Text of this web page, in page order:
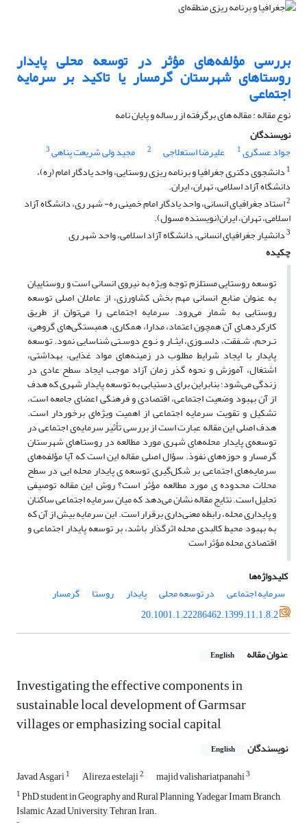
بررسی مؤلفه‌های مؤثر در توسعه محلی پایدار
روستاهای شهرستان گرمسار یا تاکید بر سرمایه
اجتماعی
نوع مقاله : مقاله های برگرفته از رساله و پایان نامه
نویسندگان
جواد عسگری1 علیرضا استعلاجی 2 مجید ولی شریعت پناهی3
1 دانشجوی دکتری جغرافیا و برنامه ریزی روستایی، واحد یادگار امام (ره)،
دانشگاه آزاد اسلامی، تهران، ایران.
2استاد جغرافیای انسانی، واحد یادگار امام خمینی ره- شهر ری‌، دانشگاه آزاد
اسلامی، تهران، ایران‌(نویسنده مسول).
3دانشیار جغرافیای انسانی، دانشگاه آزاد اسلامی، واحد شهر ری
چکیده
توسعه روستایی مستلزم توجه ویژه به نیروی انسانی است و روستاییان
به عنوان منابع انسانی مهم بخش کشاورزی، از عاملان اصلی توسعه
روستایی به شمار می‌رود. سرمایه اجتماعی را می‌توان از طریق
کارکردهـای آن همچون اعتماد، مدارا، همکاری، همبستگی‌های گروهی،
تـرحم، شـفقت، دلسـوزی، ایثـار و نـوع دوسـتی شناسایی نمود. توسعه
پایدار با ایجاد شرایط مطلوب در زمینه‌های مواد غذایی، بهداشتی،
اشتغال، آموزش و نحوه گذر زمان آزاد موجب ایجاد سطح عادی در
زندگی می‌شود؛ بنابراین برای دستیابی به توسعه پایدار شهری که هدف
از آن بهبود وضعیت اجتماعی، اقتصادی و فرهنگی اعضای جامعه است،
تشکیل و تقویت سرمایه اجتماعی از اهمیت ویژه‌ای برخوردار است.
هدف اصلی این مقاله عبارت است از بررسی تأثیر سرمایه‌ی اجتماعی در
توسعه‌ی پایدار محله‌های شهری مورد مطالعه در روستاهای شهرستان
گرمسار و حوزه‌های نفوذ. سؤال اصلی مقاله این است که آیا مؤلفه‌های
سرمایه‌های اجتماعی بر شکل‌گیری توسعه ی پایدار محله ایی در سطح
محلات محدوده ی مورد مطالعه مؤثر است؟ روش این مقاله توصیفی
تحلیل است. نتایج مقاله نشان می‌دهد که میان سرمایه اجتماعی ساکنان
و پایداری محله، رابطه معنی‌داری برقرار است. این سرمایه بیش از آن که
به بهبود محیط کالبدی محله اثرگذار باشد، بر توسعه پایدار اجتماعی و
اقتصادی محله مؤثر است
کلیدواژه‌ها
سرمایه اجتماعی
در توسعه محلی پایدار روستا
گرمسار
20.1001.1.22286462.1399.11.1.8.2
عنوان مقاله English
Investigating the effective components in
sustainable local development of Garmsar
villages or emphasizing social capital
نویسندگان English
Javad Asgari1 Alireza estelaji2 majid valishariatpanahi3
1PhD student in Geography and Rural Planning, Yadegar Imam Branch,
Islamic Azad University, Tehran, Iran.